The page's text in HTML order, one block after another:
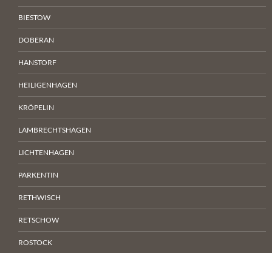
BIESTOW
DOBERAN
HANSTORF
HEILIGENHAGEN
KRÖPELIN
LAMBRECHTSHAGEN
LICHTENHAGEN
PARKENTIN
RETHWISCH
RETSCHOW
ROSTOCK